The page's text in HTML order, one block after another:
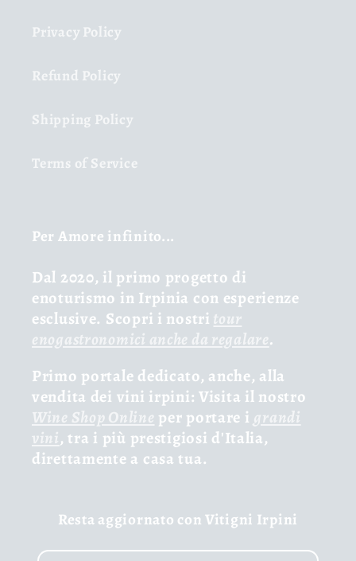
Privacy Policy
Refund Policy
Shipping Policy
Terms of Service
Per Amore infinito...
Dal 2020, il primo progetto di
enoturismo in Irpinia con esperienze
esclusive. Scopri i nostri tour
enogastronomici anche da regalare.
Primo portale dedicato, anche, alla
vendita dei vini irpini: Visita il nostro
Wine Shop Online per portare i grandi
vini, tra i più prestigiosi d'Italia,
direttamente a casa tua.
Resta aggiornato con Vitigni Irpini